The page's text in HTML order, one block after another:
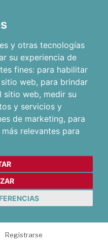
y otras tecnologías
su experiencia de
fines: para habilitar
web, para brindar
sitio web, medir su
y servicios y
de marketing, para
relevantes para
Registrarse